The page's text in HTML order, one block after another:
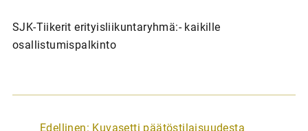
SJK-Tiikerit erityisliikuntaryhmä:- kaikille
osallistumispalkinto
A
Edellinen: Kuvasetti päätöstilaisuudesta